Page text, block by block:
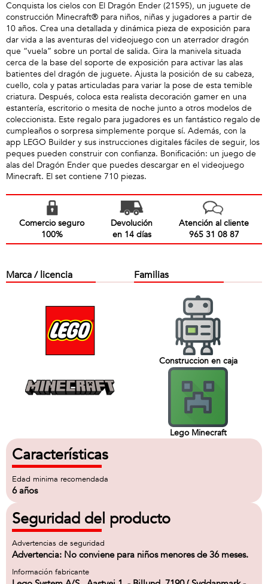
Conquista los cielos con El Dragón Ender (21595), un juguete de
construcción Minecraft® para niños, niñas y jugadores a partir de
10 años. Crea una detallada y dinámica pieza de exposición para
dar vida a las aventuras del videojuego con un aterrador dragón
que “vuela” sobre un portal de salida. Gira la manivela situada
cerca de la base del soporte de exposición para activar las alas
batientes del dragón de juguete. Ajusta la posición de su cabeza,
cuello, cola y patas articuladas para variar la pose de esta temible
criatura. Después, coloca esta realista decoración gamer en una
estantería, escritorio o mesita de noche junto a otros modelos de
coleccionista. Este regalo para jugadores es un fantástico regalo de
cumpleaños o sorpresa simplemente porque sí. Además, con la
app LEGO Builder y sus instrucciones digitales fáciles de seguir, los
peques pueden construir con confianza. Bonificación: un juego de
alas del Dragón Ender que puedes descargar en el videojuego
Minecraft. El set contiene 710 piezas.
Comercio seguro
100%
Devolución
en 14 días
Atención al cliente
965 31 08 87
Marca / licencia Familias
Construccion en caja
Lego Minecraft
Características
Edad minima recomendada
6 años
Seguridad del producto
Advertencias de seguridad
Advertencia: No conviene para niños menores de 36 meses.
Información fabricante